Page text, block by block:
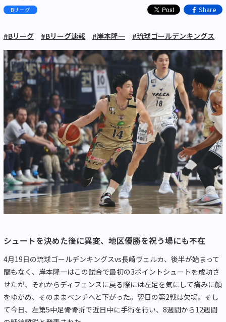
Bリーグ Share
#Bリーグ #Bリーグ速報 #岸本隆一 #琉球ゴールデンキングス
シュートを決めた後に異変、地区優勝を祝う場にも不在
4月19日の琉球ゴールデンキングスvs長崎ヴェルカ、後半が始まって
間もなく、岸本隆一はこの試合で最初の3ポイントシュートを成功さ
せたが、それからディフェンスに戻る際には左足を気にして痛みに顔
をゆがめ、そのままベンチへと下がった。翌日の第2戦は欠場。そし
て今日、左第5中足骨骨折で近日中に手術を行い、8週間から12週間